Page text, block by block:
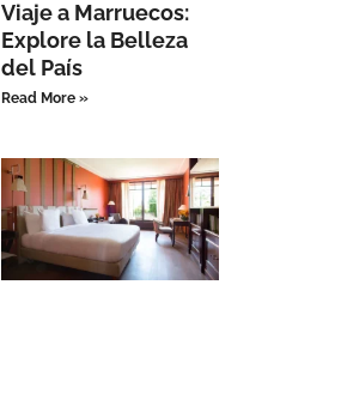
Viaje a Marruecos:
Explore la Belleza
del País
Read More »